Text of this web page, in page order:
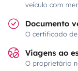
veículo com
Documento
O certificado
Viagens ao
O proprietário